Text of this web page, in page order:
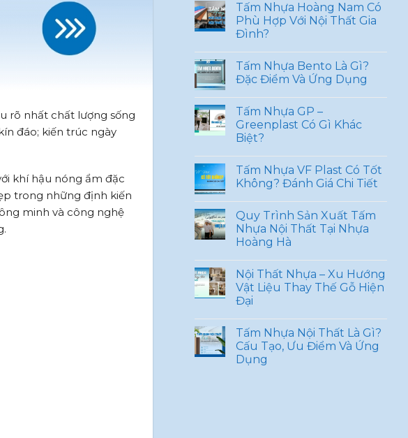
rõ nhất chất lượng sống
đáo; kiến trúc ngày
khí hậu nóng ẩm đặc
trong những định kiến
minh và công nghệ
Tấm Nhựa Hoàng Nam Có
Phù Hợp Với Nội Thất Gia
Đình?
Tấm Nhựa Bento Là Gì?
Đặc Điểm Và Ứng Dụng
Tấm Nhựa GP –
Greenplast Có Gì Khác
Biệt?
Tấm Nhựa VF Plast Có Tốt
Không? Đánh Giá Chi Tiết
Quy Trình Sản Xuất Tấm
Nhựa Nội Thất Tại Nhựa
Hoàng Hà
Nội Thất Nhựa – Xu Hướng
Vật Liệu Thay Thế Gỗ Hiện
Đại
Tấm Nhựa Nội Thất Là Gì?
Cấu Tạo, Ưu Điểm Và Ứng
Dụng